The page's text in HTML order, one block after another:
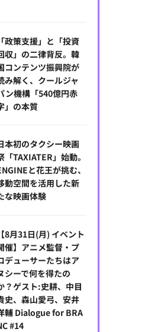
「政策支援」と「投資
収」の二律背反。韓
コンテンツ振興院が
み解く、クールジャ
ン機構「540億円赤
」の本質
本初のタクシー映画
「TAXIATER」始動。
と花王が挑む、
動空間を活用した新
な映画体験
【8月31日(月) イベント
催】アニメ監督・プ
デューサーたちはア
シーで何を得たの
？ゲスト:史耕、中目
史、森山愛弓、安井
輔 Dialogue for BRA
#14